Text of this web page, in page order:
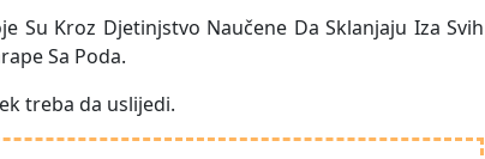
Su Kroz Djetinjstvo Naučene Da Sklanjaju Iza Svih
Sa Poda.
treba da uslijedi.